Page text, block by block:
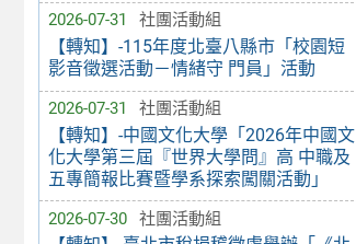
2026-07-31 社團活動組
【轉知】-115年度北臺八縣市「校園短
影音徵選活動－情緒守 門員」活動
2026-07-31 社團活動組
【轉知】-中國文化大學「2026年中國文
化大學第三屆『世界大學問』高 中職及
五專簡報比賽暨學系探索闖關活動」
2026-07-30 社團活動組